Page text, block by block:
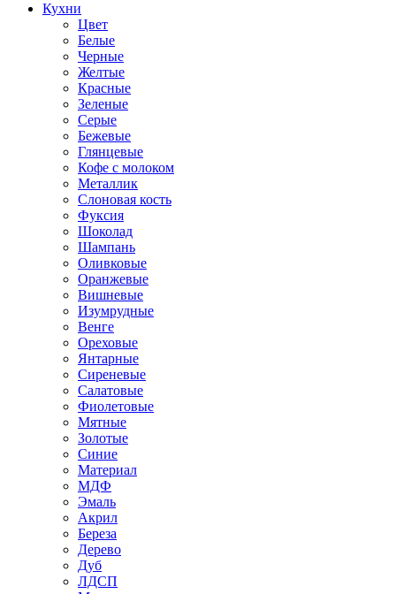
Кухни
Цвет
Белые
Черные
Желтые
Красные
Зеленые
Серые
Бежевые
Глянцевые
Кофе с молоком
Металлик
Слоновая кость
Фуксия
Шоколад
Шампань
Оливковые
Оранжевые
Вишневые
Изумрудные
Венге
Ореховые
Янтарные
Сиреневые
Салатовые
Фиолетовые
Мятные
Золотые
Синие
Материал
МДФ
Эмаль
Акрил
Береза
Дерево
Дуб
ЛДСП